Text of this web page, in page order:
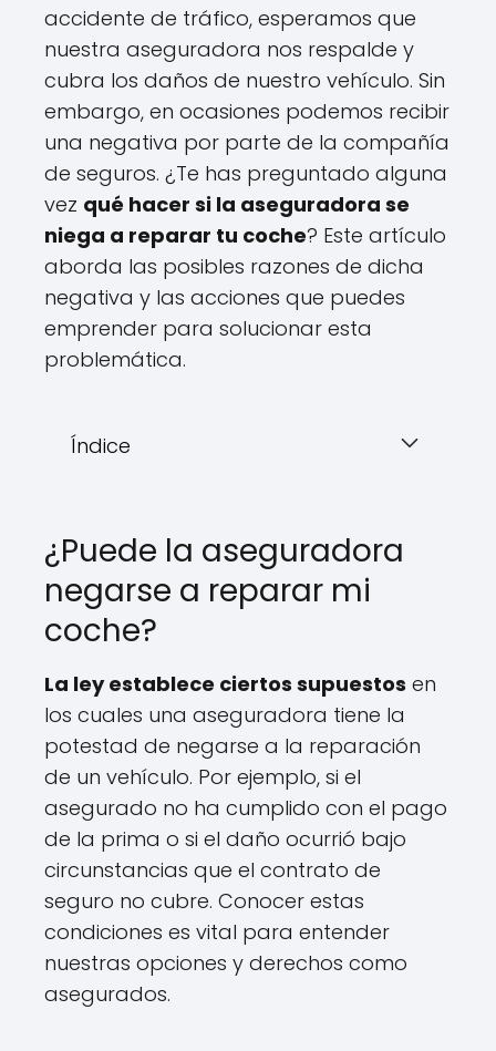
accidente de tráfico, esperamos que
nuestra aseguradora nos respalde y
cubra los daños de nuestro vehículo. Sin
embargo, en ocasiones podemos recibir
una negativa por parte de la compañía
de seguros. ¿Te has preguntado alguna
vez qué hacer si la aseguradora se
niega a reparar tu coche? Este artículo
aborda las posibles razones de dicha
negativa y las acciones que puedes
emprender para solucionar esta
problemática.
Índice
¿Puede la aseguradora
negarse a reparar mi
coche?
La ley establece ciertos supuestos en
los cuales una aseguradora tiene la
potestad de negarse a la reparación
de un vehículo. Por ejemplo, si el
asegurado no ha cumplido con el pago
de la prima o si el daño ocurrió bajo
circunstancias que el contrato de
seguro no cubre. Conocer estas
condiciones es vital para entender
nuestras opciones y derechos como
asegurados.